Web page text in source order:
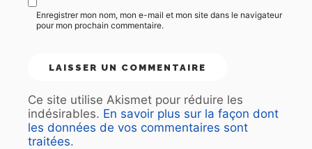
Enregistrer mon nom, mon e-mail et mon site dans le navigateur
pour mon prochain commentaire.
Ce site utilise Akismet pour réduire les
indésirables. En savoir plus sur la façon dont
les données de vos commentaires sont
traitées.